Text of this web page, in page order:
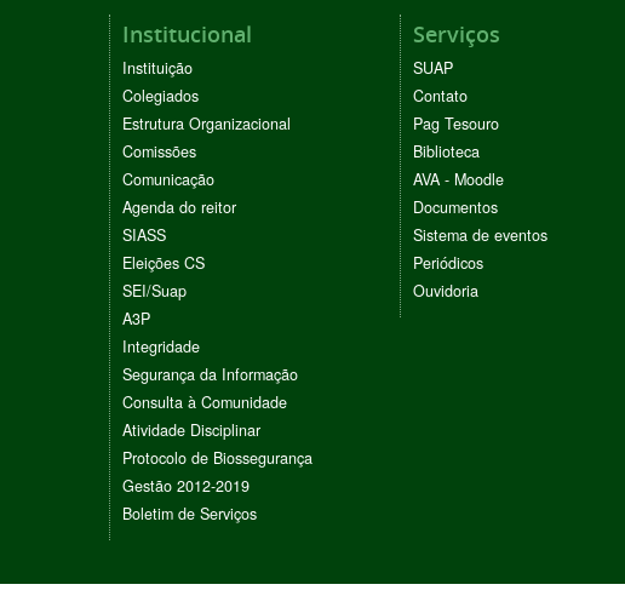
Institucional
Instituição
Colegiados
Estrutura Organizacional
Comissões
Comunicação
Agenda do reitor
SIASS
Eleições CS
SEI/Suap
A3P
Integridade
Segurança da Informação
Consulta à Comunidade
Atividade Disciplinar
Protocolo de Biossegurança
Gestão 2012-2019
Boletim de Serviços
Serviços
SUAP
Contato
Pag Tesouro
Biblioteca
AVA - Moodle
Documentos
Sistema de eventos
Periódicos
Ouvidoria